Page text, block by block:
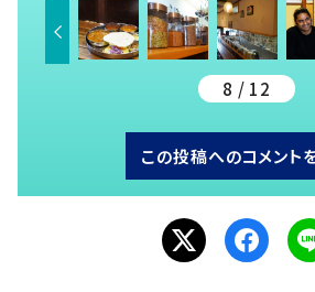
8 / 12
この投稿へのコメント